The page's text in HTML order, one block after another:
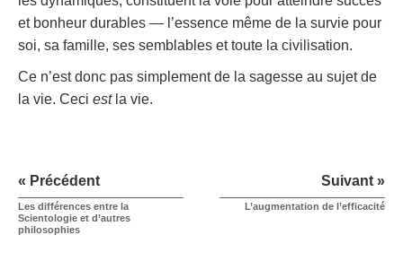
et bonheur durables — l’essence même de la survie pour
soi, sa famille, ses semblables et toute la civilisation.
Ce n’est donc pas simplement de la sagesse au sujet de
la vie. Ceci estla vie.
« Précédent
Les différences entre la
Scientologie et d’autres
philosophies
Suivant »
L’augmentation de l’efficacité